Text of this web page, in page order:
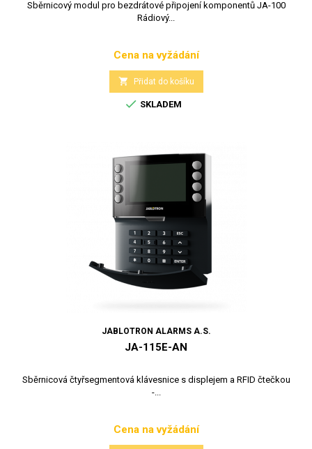
Sběrnicový modul pro bezdrátové připojení komponentů JA-100
Rádiový...
Cena
Cena na vyžádání
 Přidat do košíku
 SKLADEM
JABLOTRON ALARMS A.S.
JA-115E-AN
Sběrnicová čtyřsegmentová klávesnice s displejem a RFID čtečkou
-...
Cena
Cena na vyžádání